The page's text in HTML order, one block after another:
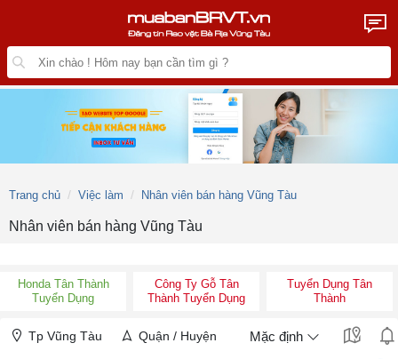
Trang chủ Việc làm Nhân viên bán hàng Vũng Tàu
Nhân viên bán hàng Vũng Tàu
Honda Tân Thành
Tuyển Dụng
Công Ty Gỗ Tân
Thành Tuyển Dụng
Tuyển Dụng Tân
Thành
Tp Vũng Tàu Quận / Huyện Mặc định